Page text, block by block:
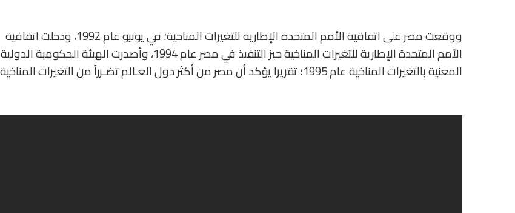
ووقعت مصر على اتفاقية الأمم المتحدة الإطارية للتغيرات المناخية؛ في يونيو عام 1992، ودخلت اتفاقية
الأمم المتحدة الإطارية للتغيرات المناخية حيز التنفيذ في مصر عام 1994، وأصدرت الهيئة الحكومية الدولية
المعنية بالتغيرات المناخية عام 1995؛ تقريرا يؤكد أن مصر من أكثر دول العـالم تضـرراً من التغيرات المناخية.